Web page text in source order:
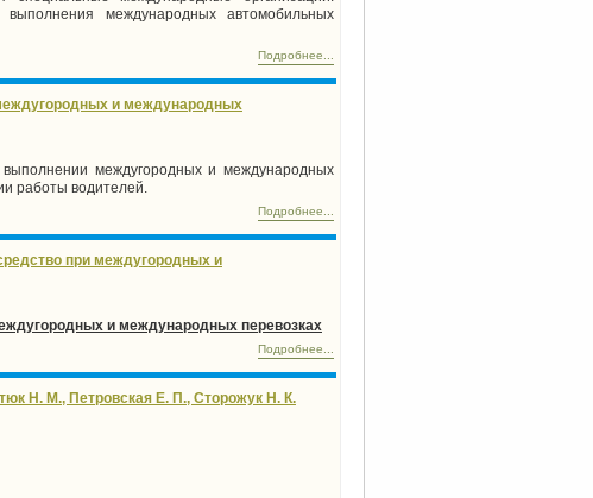
международных автомобильных
Подробнее...
и международных
междугородных и международных
работы водителей.
Подробнее...
при междугородных и
и международных перевозках
Подробнее...
Н. М., Петровская Е. П., Сторожук Н. К.